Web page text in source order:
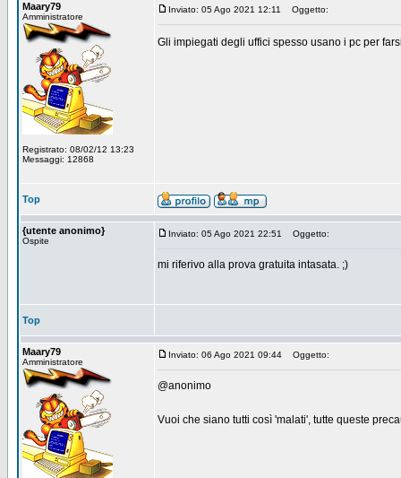
Maary79
Amministratore
Registrato: 08/02/12 13:23
Messaggi: 12868
Inviato: 05 Ago 2021 12:11 Oggetto:
Gli impiegati degli uffici spesso usano i pc per
Top
{utente anonimo}
Ospite
Inviato: 05 Ago 2021 22:51 Oggetto:
mi riferivo alla prova gratuita intasata. ;)
Top
Maary79
Amministratore
Inviato: 06 Ago 2021 09:44 Oggetto:
@anonimo
Vuoi che siano tutti così 'malati', tutte queste